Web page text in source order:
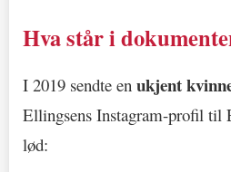
Hva står i
I 2019 sendte en ukjent
Ellingsens Instagram-profil til
lød: